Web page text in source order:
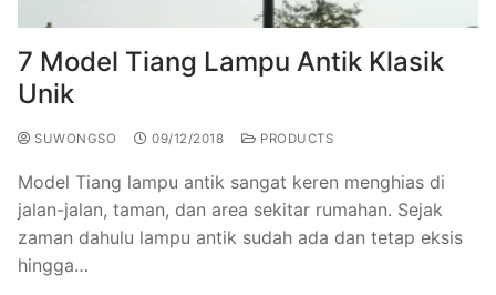
7 Model Tiang Lampu Antik Klasik
Unik
SUWONGSO 09/12/2018 PRODUCTS
Model Tiang lampu antik sangat keren menghias di
jalan-jalan, taman, dan area sekitar rumahan. Sejak
zaman dahulu lampu antik sudah ada dan tetap eksis
hingga…